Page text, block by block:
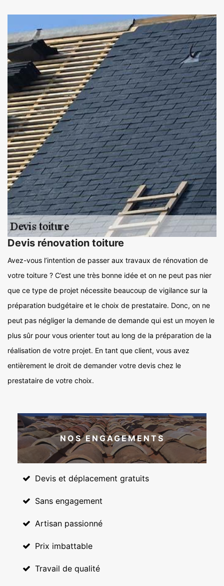
Devis rénovation toiture
Avez-vous l’intention de passer aux travaux de rénovation de
votre toiture ? C’est une très bonne idée et on ne peut pas nier
que ce type de projet nécessite beaucoup de vigilance sur la
préparation budgétaire et le choix de prestataire. Donc, on ne
peut pas négliger la demande de demande qui est un moyen le
plus sûr pour vous orienter tout au long de la préparation de la
réalisation de votre projet. En tant que client, vous avez
entièrement le droit de demander votre devis chez le
prestataire de votre choix.
NOS ENGAGEMENTS
Devis et déplacement gratuits
Sans engagement
Artisan passionné
Prix imbattable
Travail de qualité